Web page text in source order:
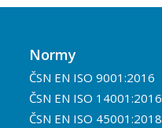
Normy
ČSN EN ISO 9001:2016
ČSN EN ISO 14001:2016
ČSN EN ISO 45001:2018